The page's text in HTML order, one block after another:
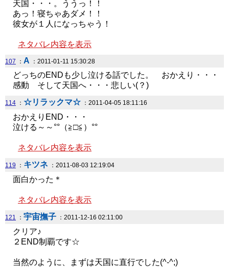
天国・・・。ううっ！！
あっ！寝ちゃあダメ！！
彼女が１人になっちゃう！
ネタバレ内容を表示
107 ： A ：2011-01-11 15:30:28
どっちのENDも少し泣ける話でした。 おかえり・・・
感動 そして天国へ・・・悲しい(？)
114 ： ☆リラックマ☆ ：2011-04-05 18:11:16
おかえりEND・・・
泣ける～～°°（≧□≦）°°
ネタバレ内容を表示
119 ： キツネ ：2011-08-03 12:19:04
面白かった＊
ネタバレ内容を表示
121 ： 宇宙撫子 ：2011-12-16 02:11:00
クリア♪
２END制覇です☆
当然のように、まずは天国に直行でした(^-^;)